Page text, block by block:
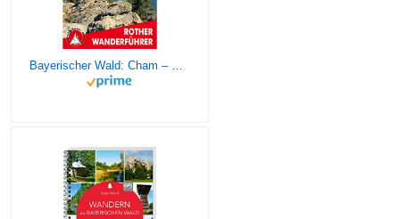
Bayerischer Wald: Cham – Bodenmais – Zwiesel – Freyung – Passau. 54 Touren mit GPS-Tracks (Rother Wanderführer)